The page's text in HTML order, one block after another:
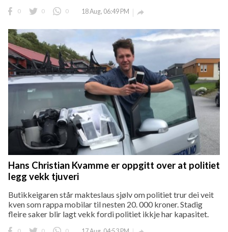
0 0 0 18 Aug, 06:49 PM 
Hans Christian Kvamme er oppgitt over at politiet
legg vekk tjuveri
Butikkeigaren står makteslaus sjølv om politiet trur dei veit
kven som rappa mobilar til nesten 20. 000 kroner. Stadig
fleire saker blir lagt vekk fordi politiet ikkje har kapasitet.